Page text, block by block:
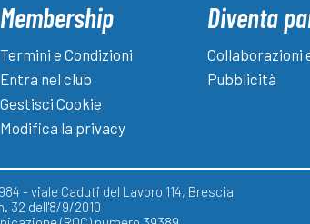
Membership
Termini e Condizioni
Entra nel club
Gestisci Cookie
Modifica la privacy
Diventa
Collaborazioni
Pubblicità
- viale Caduti del Lavoro 114, Brescia
32 dell'8/9/2010